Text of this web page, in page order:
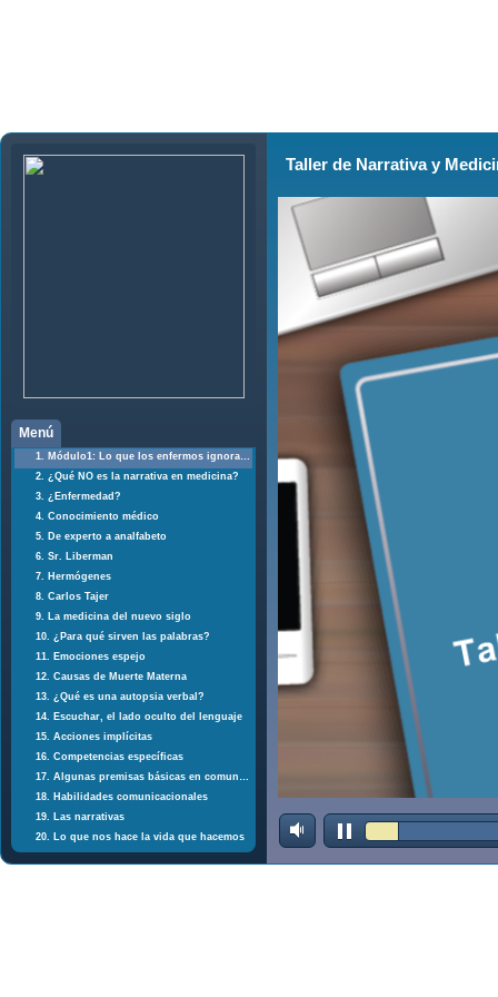
Menú
1. Módulo1: Lo que los enfermos ignoran que saben y lo que los médicos no saben que ignoran
2. ¿Qué NO es la narrativa en medicina?
3. ¿Enfermedad?
4. Conocimiento médico
5. De experto a analfabeto
6. Sr. Liberman
7. Hermógenes
8. Carlos Tajer
9. La medicina del nuevo siglo
10. ¿Para qué sirven las palabras?
11. Emociones espejo
12. Causas de Muerte Materna
13. ¿Qué es una autopsia verbal?
14. Escuchar, el lado oculto del lenguaje
15. Acciones implícitas
16. Competencias específicas
17. Algunas premisas básicas en comunicación
18. Habilidades comunicacionales
19. Las narrativas
20. Lo que nos hace la vida que hacemos
Taller de Narrativa y